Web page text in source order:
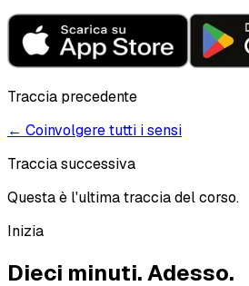
Traccia precedente
← Coinvolgere tutti i sensi
Traccia successiva
Questa è l'ultima traccia del corso.
Inizia
Dieci minuti.Adesso.